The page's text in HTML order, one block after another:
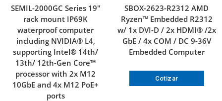
SEMIL-2000GC Series 19″
rack mount IP69K
waterproof computer
including NVIDIA® L4,
supporting Intel® 14th/
13th/ 12th-Gen Core™
processor with 2x M12
10GbE and 4x M12 PoE+
ports
SBOX-2623-R2312 AMD
Ryzen™ Embedded R2312
w/ 1x DVI-D / 2x HDMI® /2x
GbE / 4x COM / DC 9-36V
Embedded Computer
Cotizar